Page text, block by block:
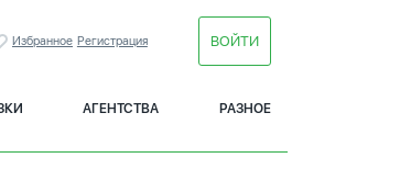
Избранное Регистрация ВОЙТИ
АГЕНТСТВА РАЗНОЕ